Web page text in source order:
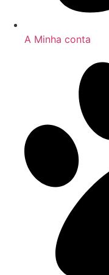
A Minha conta